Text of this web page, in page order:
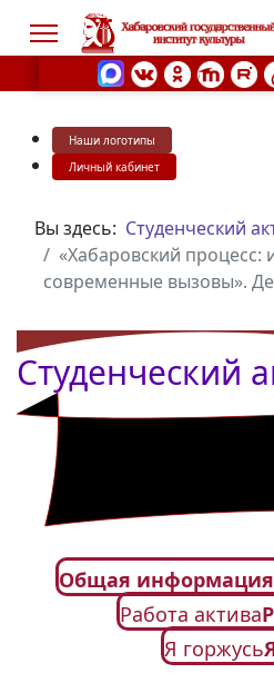
Наши логотипы
Личный кабинет
Вы здесь: Студенческий
«Хабаровский процесс:
современные вызовы».
Студенческий
Общая информация
Работа актива
Я горжусь